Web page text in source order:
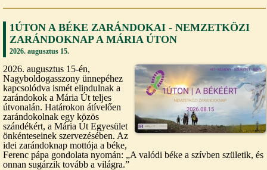
1ÚTON A BÉKE ZARÁNDOKAI - NEMZETKÖZI
ZARÁNDOKNAP A MÁRIA ÚTON
2026. augusztus 15.
2026. augusztus 15-én,
Nagyboldogasszony ünnepéhez
kapcsolódva ismét elindulnak a
zarándokok a Mária Út teljes
útvonalán. Határokon átívelően
zarándokolnak egy közös
szándékért, a Mária Út Egyesület
önkénteseinek szervezésében. Az
idei zarándoknap mottója a béke,
Ferenc pápa gondolata nyomán: „A valódi béke a szívben születik, és
onnan sugárzik tovább a világra.”